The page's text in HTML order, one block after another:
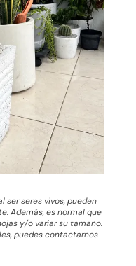
ser seres vivos, pueden
Además, es normal que
y/o variar su tamaño.
puedes contactarnos